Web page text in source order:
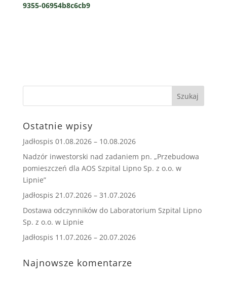
9355-06954b8c6cb9
Ostatnie wpisy
Jadłospis 01.08.2026 – 10.08.2026
Nadzór inwestorski nad zadaniem pn. „Przebudowa
pomieszczeń dla AOS Szpital Lipno Sp. z o.o. w
Lipnie”
Jadłospis 21.07.2026 – 31.07.2026
Dostawa odczynników do Laboratorium Szpital Lipno
Sp. z o.o. w Lipnie
Jadłospis 11.07.2026 – 20.07.2026
Najnowsze komentarze